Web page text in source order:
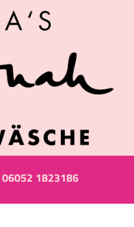
06052 1823186